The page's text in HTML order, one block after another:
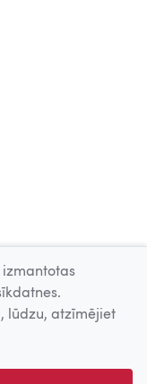
Uz augšu
sistēmu
izmantotas
lūdzu, atzīmējiet